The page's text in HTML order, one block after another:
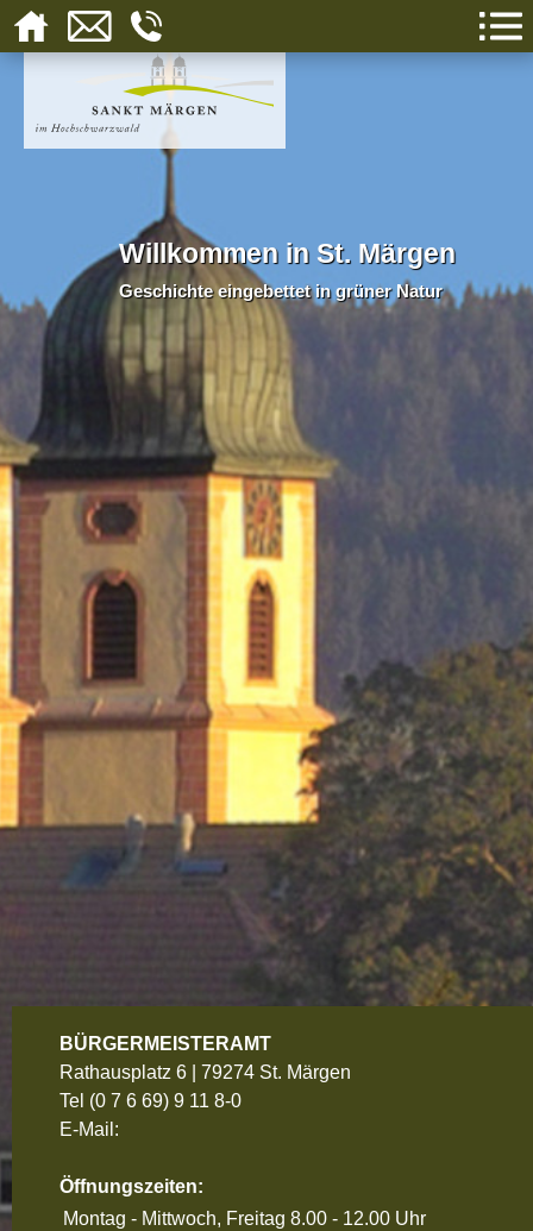
BÜRGERMEISTERAMT
Rathausplatz 6 | 79274 St. Märgen
Tel (0 7 6 69) 9 11 8-0
E-Mail:
Öffnungszeiten:
Montag - Mittwoch, Freitag 8.00 - 12.00 Uhr
Willkommen in St. Märgen
Geschichte eingebettet in grüner Natur